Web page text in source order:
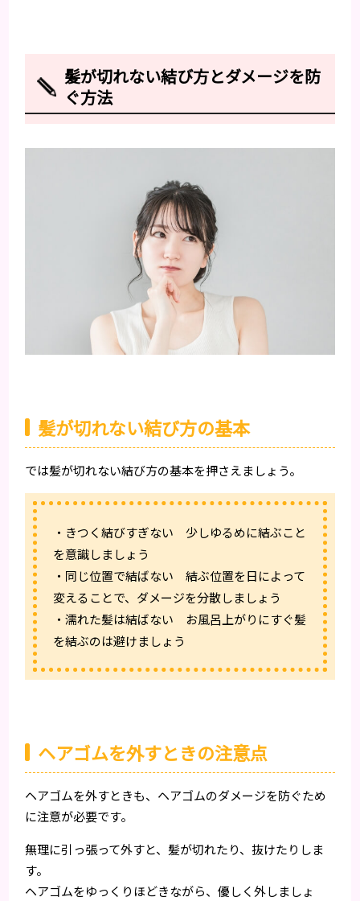
髪が切れない結び方とダメージを防
ぐ方法
髪が切れない結び方の基本
では髪が切れない結び方の基本を押さえましょう。
・きつく結びすぎない 少しゆるめに結ぶこと
を意識しましょう
・同じ位置で結ばない 結ぶ位置を日によって
変えることで、ダメージを分散しましょう
・濡れた髪は結ばない お風呂上がりにすぐ髪
を結ぶのは避けましょう
ヘアゴムを外すときの注意点
ヘアゴムを外すときも、ヘアゴムのダメージを防ぐため
に注意が必要です。
無理に引っ張って外すと、髪が切れたり、抜けたりしま
す。
ヘアゴムをゆっくりほどきながら、優しく外しましょ